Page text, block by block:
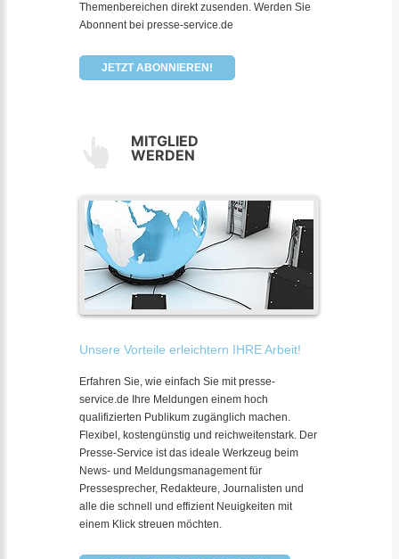
Themenbereichen direkt zusenden. Werden Sie
Abonnent bei presse-service.de
JETZT ABONNIEREN!
MITGLIED
WERDEN
Unsere Vorteile erleichtern IHRE Arbeit!
Erfahren Sie, wie einfach Sie mit presse-
service.de Ihre Meldungen einem hoch
qualifizierten Publikum zugänglich machen.
Flexibel, kostengünstig und reichweitenstark. Der
Presse-Service ist das ideale Werkzeug beim
News- und Meldungsmanagement für
Pressesprecher, Redakteure, Journalisten und
alle die schnell und effizient Neuigkeiten mit
einem Klick streuen möchten.